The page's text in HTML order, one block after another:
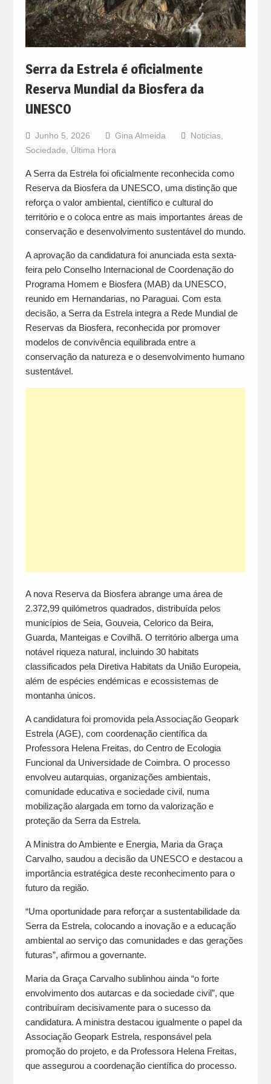
Serra da Estrela é oficialmente
Reserva Mundial da Biosfera da
UNESCO
Junho 5, 2026 Gina Almeida Noticias,
Sociedade
Última Hora
A Serra da Estrela foi oficialmente reconhecida como
Reserva da Biosfera da UNESCO, uma distinção que
reforça o valor ambiental, científico e cultural do
território e o coloca entre as mais importantes áreas de
conservação e desenvolvimento sustentável do mundo.
A aprovação da candidatura foi anunciada esta sexta-
feira pelo Conselho Internacional de Coordenação do
Programa Homem e Biosfera (MAB) da UNESCO,
reunido em Hernandarias, no Paraguai. Com esta
decisão, a Serra da Estrela integra a Rede Mundial de
Reservas da Biosfera, reconhecida por promover
modelos de convivência equilibrada entre a
conservação da natureza e o desenvolvimento humano
sustentável.
A nova Reserva da Biosfera abrange uma área de
2.372,99 quilómetros quadrados, distribuída pelos
municípios de Seia, Gouveia, Celorico da Beira,
Guarda, Manteigas e Covilhã. O território alberga uma
notável riqueza natural, incluindo 30 habitats
classificados pela Diretiva Habitats da União Europeia,
além de espécies endémicas e ecossistemas de
montanha únicos.
A candidatura foi promovida pela Associação Geopark
Estrela (AGE), com coordenação científica da
Professora Helena Freitas, do Centro de Ecologia
Funcional da Universidade de Coimbra. O processo
envolveu autarquias, organizações ambientais,
comunidade educativa e sociedade civil, numa
mobilização alargada em torno da valorização e
proteção da Serra da Estrela.
A Ministra do Ambiente e Energia, Maria da Graça
Carvalho, saudou a decisão da UNESCO e destacou a
importância estratégica deste reconhecimento para o
futuro da região.
“Uma oportunidade para reforçar a sustentabilidade da
Serra da Estrela, colocando a inovação e a educação
ambiental ao serviço das comunidades e das gerações
futuras”, afirmou a governante.
Maria da Graça Carvalho sublinhou ainda “o forte
envolvimento dos autarcas e da sociedade civil”, que
contribuíram decisivamente para o sucesso da
candidatura. A ministra destacou igualmente o papel da
Associação Geopark Estrela, responsável pela
promoção do projeto, e da Professora Helena Freitas,
que assegurou a coordenação científica do processo.